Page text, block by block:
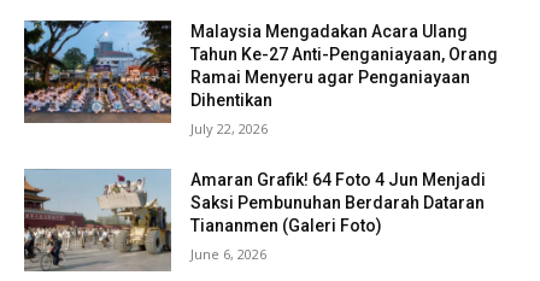
Malaysia Mengadakan Acara Ulang
Tahun Ke-27 Anti-Penganiayaan, Orang
Ramai Menyeru agar Penganiayaan
Dihentikan
July 22, 2026
Amaran Grafik! 64 Foto 4 Jun Menjadi
Saksi Pembunuhan Berdarah Dataran
Tiananmen (Galeri Foto)
June 6, 2026